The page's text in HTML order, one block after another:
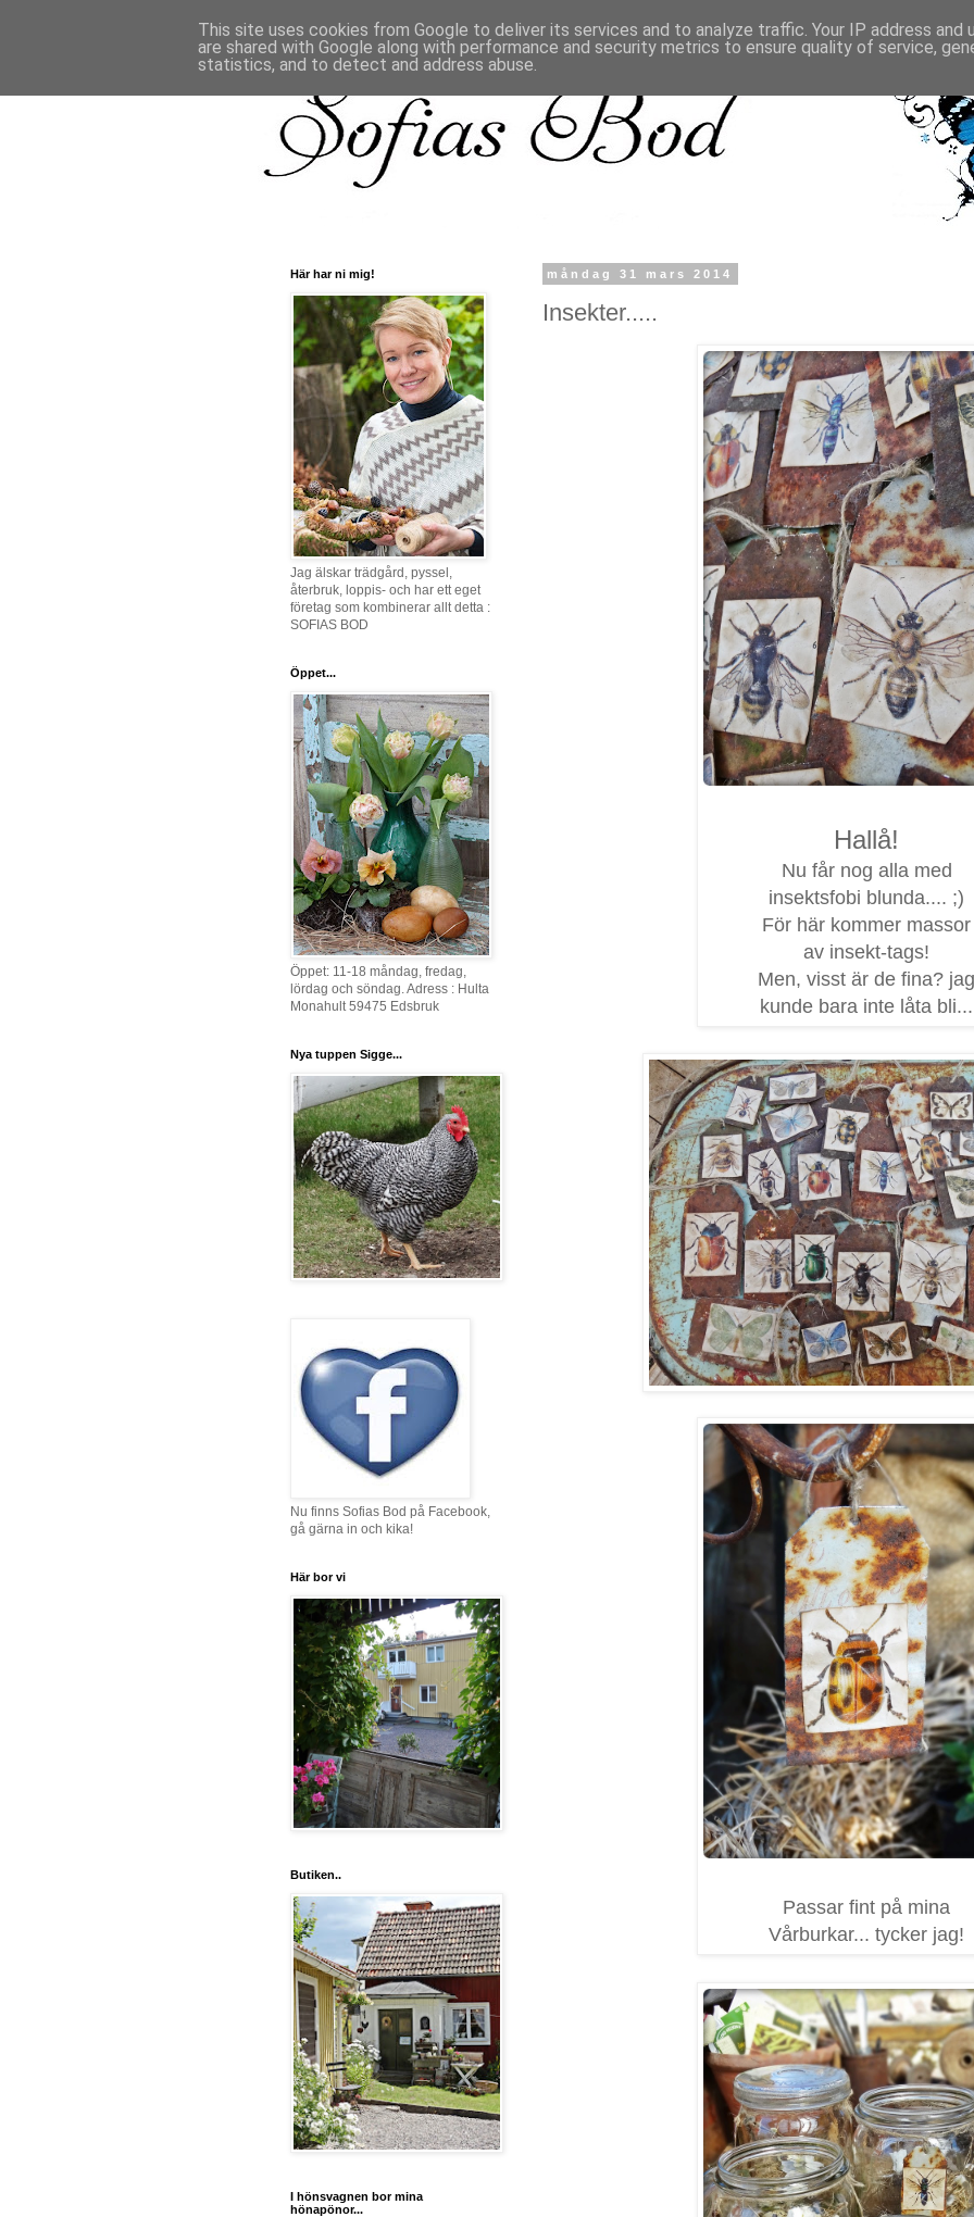
måndag 31 mars 2014
Insekter.....
Hallå!
Nu får nog alla med
insektsfobi blunda.... ;)
För här kommer massor
av insekt-tags!
Men, visst är de fina? jag
kunde bara inte låta bli...
Passar fint på mina
Vårburkar... tycker jag!
Här har ni mig!
Jag älskar trädgård, pyssel,
återbruk, loppis- och har ett eget
företag som kombinerar allt detta :
SOFIAS BOD
Öppet...
Öppet: 11-18 måndag, fredag,
lördag och söndag. Adress : Hulta
Monahult 59475 Edsbruk
Nya tuppen Sigge...
Nu finns Sofias Bod på Facebook,
gå gärna in och kika!
Här bor vi
Butiken..
I hönsvagnen bor mina
hönapönor...
This site uses cookies from Google to deliver its services and to analyze traffic. Your IP address and
are shared with Google along with performance and security metrics to ensure quality of service,
statistics, and to detect and address abuse.